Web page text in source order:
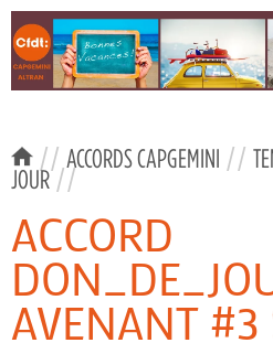
//ACCORDS CAPGEMINI //
JOUR//
ACCORD
AVENANT #3